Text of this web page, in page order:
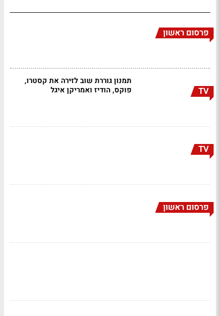
פרסום ראשון
TV
תמנון גוררת שוב לזירה את קסטרו,
פוקס, הודיז ואמריקן איגל
TV
פרסום ראשון